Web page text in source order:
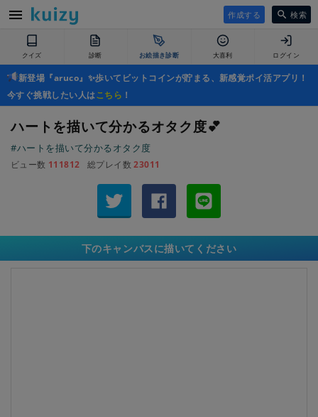
作成する 検索
クイズ 診断 お絵描き診断 大喜利 ログイン
新登場『aruco』✨歩いてビットコインが貯まる、新感覚ポイ活アプリ！
今すぐ挑戦したい人はこちら ！
ハートを描いて分かるオタク度💕
#ハートを描いて分かるオタク度
ビュー数 111812 総プレイ数 23011
下のキャンバスに描いてください